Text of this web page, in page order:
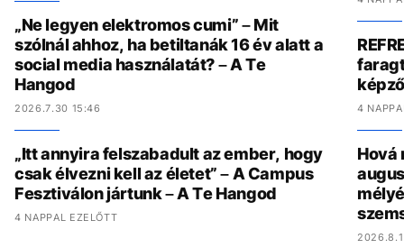
„Ne legyen elektromos cumi” – Mit
szólnál ahhoz, ha betiltanák 16 év alatt a
social media használatát? – A Te
Hangod
2026.7.30 15:46
„Itt annyira felszabadult az ember, hogy
csak élvezni kell az életet” – A Campus
Fesztiválon jártunk – A Te Hangod
4 NAPPAL EZELŐTT
4
Hová